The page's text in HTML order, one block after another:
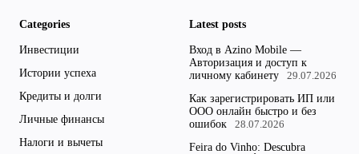
Categories
Инвестиции
Истории успеха
Кредиты и долги
Личные финансы
Налоги и вычеты
Latest posts
Вход в Azino Mobile —
Авторизация и доступ к
личному кабинету
29.07.2026
Как зарегистрировать ИП или
ООО онлайн быстро и без
ошибок
28.07.2026
Feira do Vinho: Descubra